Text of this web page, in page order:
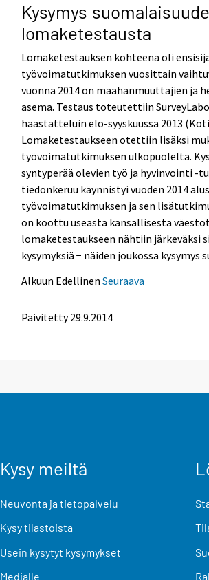
Kysymys
lomaketestausta
Lomaketestauksen kohteena oli
työvoimatutkimuksen vuosittain
vuonna 2014 on maahanmuuttajien ja
asema. Testaus toteutettiin
haastatteluin elo-syyskuussa 2013
Lomaketestaukseen otettiin lisäksi
työvoimatutkimuksen ulkopuolelta.
syntyperää olevien työ ja hyvinvointi -
tiedonkeruu käynnistyi vuoden 2014
työvoimatutkimuksen ja sen
on koottu useasta kansallisesta
lomaketestaukseen nähtiin järkeväksi
kysymyksiä − näiden joukossa kysymys
Alkuun Edellinen Seuraava
Päivitetty 29.9.2014
Kysy meiltä
Neuvonta ja tietopalvelu
Kysy tilastoista
Usein kysytyt kysymykset
Medialle